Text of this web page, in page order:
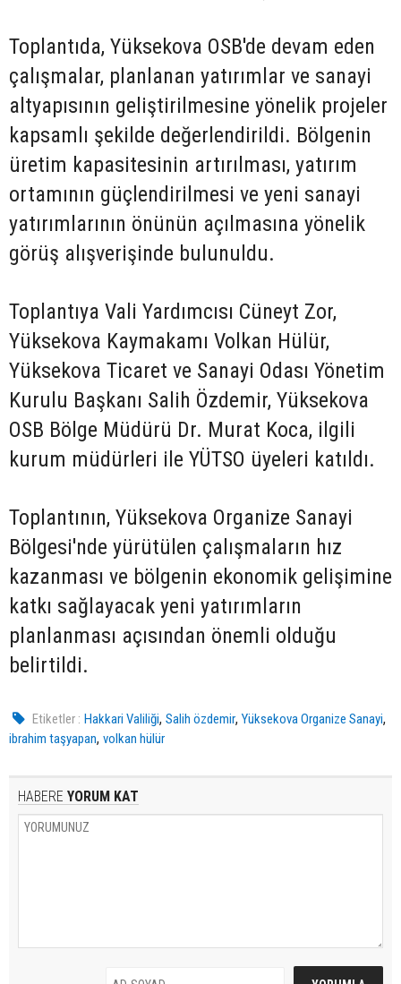
Toplantıda, Yüksekova OSB'de devam eden
çalışmalar, planlanan yatırımlar ve sanayi
altyapısının geliştirilmesine yönelik projeler
kapsamlı şekilde değerlendirildi. Bölgenin
üretim kapasitesinin artırılması, yatırım
ortamının güçlendirilmesi ve yeni sanayi
yatırımlarının önünün açılmasına yönelik
görüş alışverişinde bulunuldu.
Toplantıya Vali Yardımcısı Cüneyt Zor,
Yüksekova Kaymakamı Volkan Hülür,
Yüksekova Ticaret ve Sanayi Odası Yönetim
Kurulu Başkanı Salih Özdemir, Yüksekova
OSB Bölge Müdürü Dr. Murat Koca, ilgili
kurum müdürleri ile YÜTSO üyeleri katıldı.
Toplantının, Yüksekova Organize Sanayi
Bölgesi'nde yürütülen çalışmaların hız
kazanması ve bölgenin ekonomik gelişimine
katkı sağlayacak yeni yatırımların
planlanması açısından önemli olduğu
belirtildi.
Etiketler : Hakkari Valiliği,Salih özdemir,Yüksekova Organize Sanayi,
ibrahim taşyapan, volkan hülür
HABERE YORUM KAT